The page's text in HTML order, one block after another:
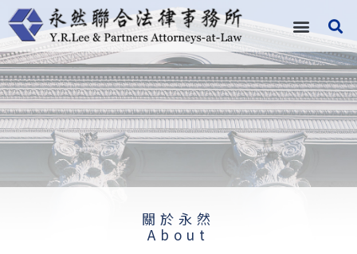
至
主
要
內
容
關於永然
About